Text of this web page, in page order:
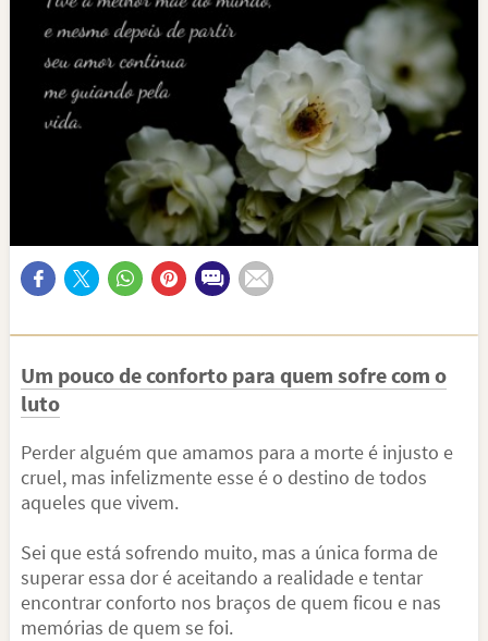
Um pouco de conforto para quem sofre com o
luto
Perder alguém que amamos para a morte é injusto e
cruel, mas infelizmente esse é o destino de todos
aqueles que vivem.
Sei que está sofrendo muito, mas a única forma de
superar essa dor é aceitando a realidade e tentar
encontrar conforto nos braços de quem ficou e nas
memórias de quem se foi.